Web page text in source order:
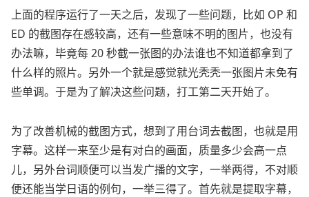
上面的程序运行了一天之后，发现了一些问题，比如 OP 和
ED 的截图存在感较高，还有一些意味不明的图片，也没有
办法嘛，毕竟每 20 秒截一张图的办法谁也不知道都拿到了
什么样的照片。另外一个就是感觉就光秃秃一张图片未免有
些单调。于是为了解决这些问题，打工第二天开始了。
为了改善机械的截图方式，想到了用台词去截图，也就是用
字幕。这样一来至少是有对白的画面，质量多少会高一点
儿，另外台词顺便可以当发广播的文字，一举两得，不对顺
便还能当学日语的例句，一举三得了。首先就是提取字幕，